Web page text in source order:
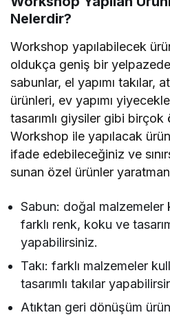
Nelerdir?
Workshop yapılabilecek
oldukça geniş bir yelpazede
sabunlar, el yapımı takılar,
ürünleri, ev yapımı
tasarımlı giysiler gibi birçok
Workshop ile yapılacak
ifade edebileceğiniz ve
sunan özel ürünler
Sabun: doğal
farklı renk, koku ve
yapabilirsiniz.
Takı: farklı malzemeler
tasarımlı takılar
Atıktan geri dönüşüm